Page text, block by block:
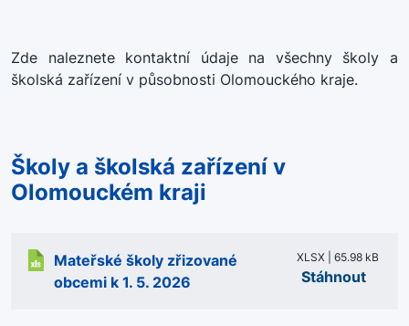
Zde naleznete kontaktní údaje na všechny školy a
školská zařízení v působnosti Olomouckého kraje.
Školy a školská zařízení v
Olomouckém kraji
Mateřské školy zřizované
obcemi k 1. 5. 2026
XLSX | 65.98 kB
Stáhnout